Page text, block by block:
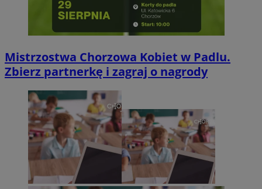
Mistrzostwa Chorzowa Kobiet w Padlu.
Zbierz partnerkę i zagraj o nagrody